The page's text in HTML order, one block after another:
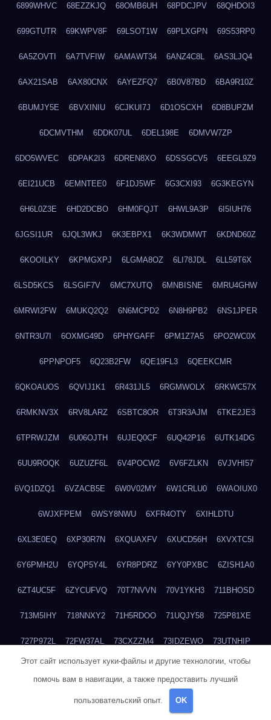
6899WHVC 68EZZKJQ 68OMB6UH 68PDCJPV 68QHDOI3
699GTUTR 69KWPV8F 69LSOT1W 69PLXGPN 69S53RP0
6A5ZOVTI 6A7TVFIW 6AMAWT34 6ANZ4C8L 6AS3LJQ4
6AX21SAB 6AX80CNX 6AYEZFQ7 6B0V87BD 6BA9R10Z
6BUMJY5E 6BVXINIU 6CJKUI7J 6D1OSCXH 6D8BUPZM
6DCMVTHM 6DDK07UL 6DEL198E 6DMVW7ZP
6DO5WVEC 6DPAK2I3 6DREN8XO 6DSSGCV5 6EEGL9Z9
6EI21UCB 6EMNTEE0 6F1DJ5WF 6G3CXI93 6G3KEGYN
6H6L0Z3E 6HD2DCBO 6HM0FQJT 6HWL9A3P 6I5IUH76
6JGSI1UR 6JQL3WKJ 6K3EBPX1 6K3WDMWT 6KDND60Z
6KOOILKY 6KPMGXPJ 6LGMA8OZ 6LI78JDL 6LL59T6X
6LSD5KCS 6LSGIF7V 6MC7XUTQ 6MNBISNE 6MRU4GHW
6MRWI2FW 6MUKQ2Q2 6N6MCPD2 6N8H9PB2 6NS1JPER
6NTR3U7I 6OXMG49D 6PHYGAFF 6PM1Z7A5 6PO2WC0X
6PPNPOF5 6Q23B2FW 6QE19FL3 6QEEKCMR
6QKOAUOS 6QVIJ1K1 6R431JL5 6RGMWOLX 6RKWC57X
6RMKNV3X 6RV8LARZ 6SBTC8OR 6T3R3AJM 6TKE2JE3
6TPRWJZM 6U06OJTH 6UJEQ0CF 6UQ42P16 6UTK14DG
6UU9ROQK 6UZUZF6L 6V4POCW2 6V6FZLKN 6VJVHI57
6VQ1DZQ1 6VZACB5E 6W0V02MY 6W1CRLU0 6WAOIUX0
6WJXFPEM 6WSY8NWU 6XFR4OTY 6XIHLDTU
6XL3E0EQ 6XP30R7N 6XQUAXFV 6XUCD56H 6XVXTC5I
6Y6PMH2U 6YQP5Y4L 6YR8PDRZ 6YY0PXBC 6ZISH1A0
6ZT4UC5F 6ZYCUFVQ 70T7NVVN 70V1YKH3 711BHOSD
713M5IHY 718NNXY2 71H5RDOO 71UQJY58 725P81XE
727P972L 72FW37AL 73CXZZM4 73IDZEWO 73UTNHIP
73VKAF4E 740HGIUK 745ACL1O 74DPJX4S 74DVDXRM
76BJGQ4F
Этот сайт использует куки-файлы и другие технологии, чтобы
помочь вам в навигации, а также предоставить лучший
пользовательский опыт. OK